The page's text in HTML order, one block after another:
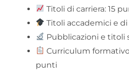
Titoli di carriera: 15
Titoli accademici e
Pubblicazioni e titoli
Curriculum
punti